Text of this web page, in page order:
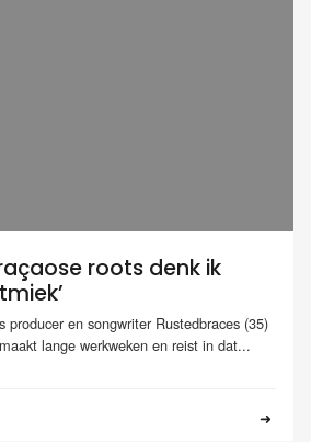
roots denk ik
en songwriter Rustedbraces (35)
lange werkweken en reist in dat...